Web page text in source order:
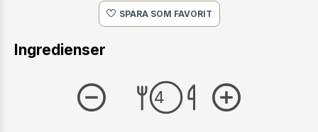
SPARA SOM FAVORIT
Ingredienser